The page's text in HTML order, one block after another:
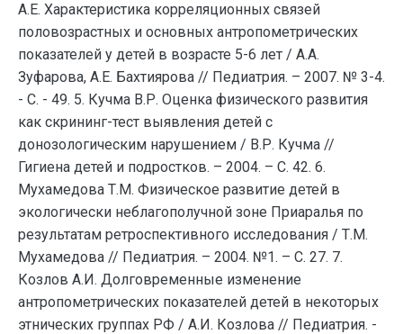
А.Е. Характеристика корреляционных связей
половозрастных и основных антропометрических
показателей у детей в возрасте 5-6 лет / А.А.
Зуфарова, А.Е. Бахтиярова // Педиатрия. – 2007. № 3-4.
- С. - 49. 5. Кучма В.Р. Оценка физического развития
как скрининг-тест выявления детей с
донозологическим нарушением / В.Р. Кучма //
Гигиена детей и подростков. – 2004. – С. 42. 6.
Мухамедова Т.М. Физическое развитие детей в
экологически неблагополучной зоне Приаралья по
результатам ретроспективного исследования / Т.М.
Мухамедова // Педиатрия. – 2004. №1. – С. 27. 7.
Козлов А.И. Долговременные изменение
антропометрических показателей детей в некоторых
этнических группах РФ / А.И. Козлова // Педиатрия. -